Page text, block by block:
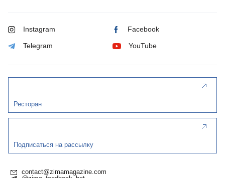
Instagram Facebook
Telegram YouTube
Ресторан
Подписаться на рассылку
contact@zimamagazine.com